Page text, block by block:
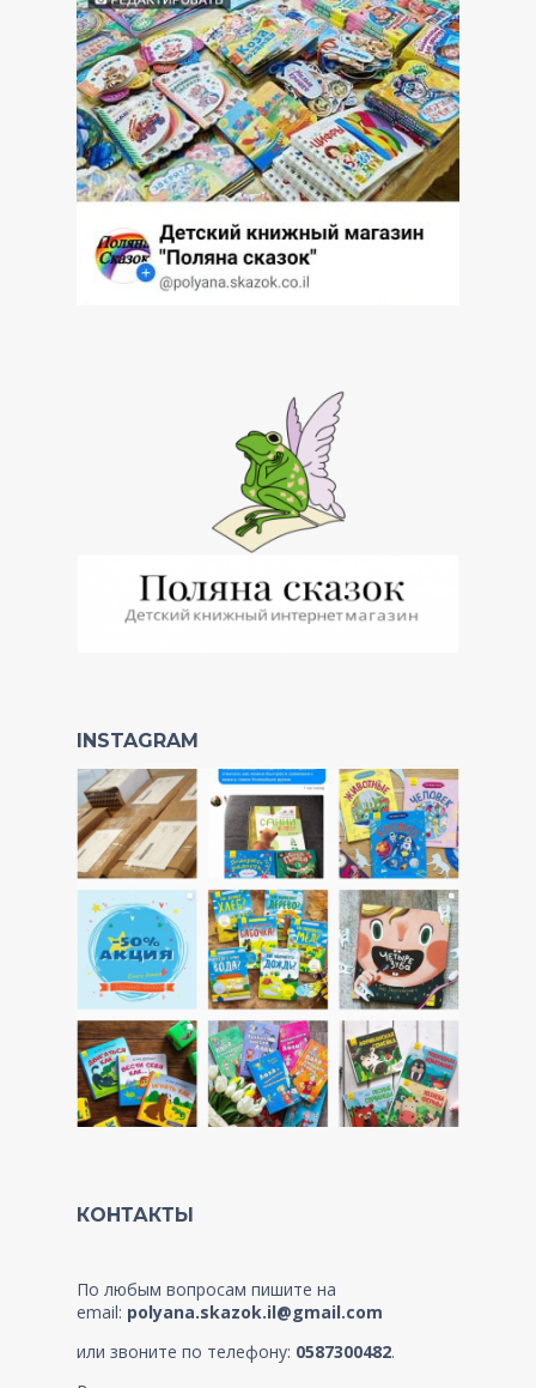
INSTAGRAM
КОНТАКТЫ
По любым вопросам пишите на
email: polyana.skazok.il@gmail.com
или звоните по телефону: 0587300482.